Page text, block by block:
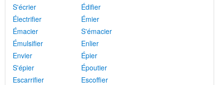
S'écrier
Édifier
Électrifier
Émier
Émacier
S'émacier
Émulsifier
Enlier
Envier
Épier
S'épier
Époutier
Escarrifier
Escoffier